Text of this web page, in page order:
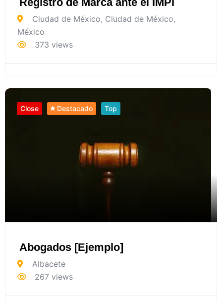
Ciudad de México, Ciudad de México,
México
373 views
Close
Abogados [Ejemplo]
Destacado Top
Albacete
267 views